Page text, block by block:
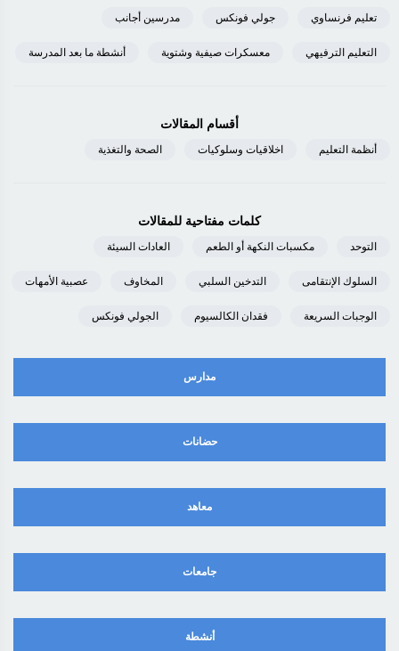
تعليم فرنساوي جولي فونكس مدرسين أجانب
التعليم الترفيهي معسكرات صيفية وشتوية أنشطة ما بعد المدرسة
أقسام المقالات
أنظمة التعليم اخلاقيات وسلوكيات الصحة والتغذية
كلمات مفتاحية للمقالات
التوحد مكسبات النكهة أو الطعم العادات السيئة
السلوك الإنتقامى التدخين السلبي المخاوف عصبية الأمهات
الوجبات السريعة فقدان الكالسيوم الجولي فونكس
مدارس
حضانات
معاهد
جامعات
أنشطة